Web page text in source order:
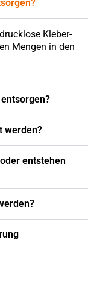
Kleber-
Mengen in den
werden?
entstehen